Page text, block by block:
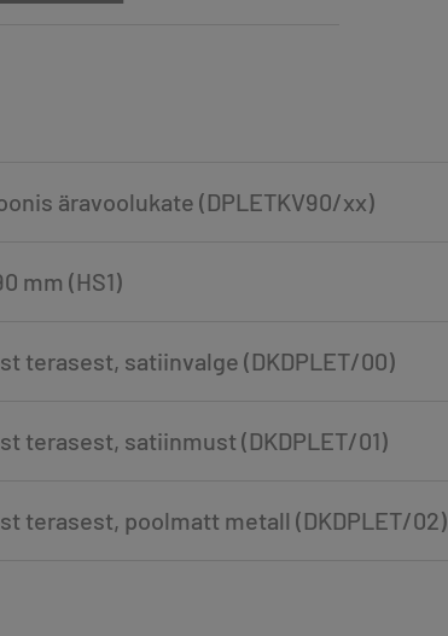
äravoolukate (DPLETKV90/xx)
mm (HS1)
terasest, satiinvalge (DKDPLET/00)
terasest, satiinmust (DKDPLET/01)
terasest, poolmatt metall (DKDPLET/02)